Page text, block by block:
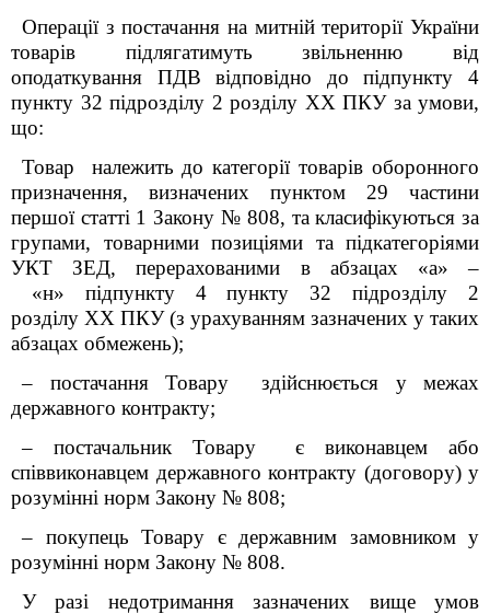
Операції з постачання на митній території України
товарів підлягатимуть звільненню від
оподаткування ПДВ відповідно до підпункту 4
пункту 32 підрозділу 2 розділу XX ПКУ за умови,
що:
Товар належить до категорії товарів оборонного
призначення, визначених пунктом 29 частини
першої статті 1 Закону № 808, та класифікуються за
групами, товарними позиціями та підкатегоріями
УКТ ЗЕД, перерахованими в абзацах «а» –
«н» підпункту 4 пункту 32 підрозділу 2
розділу XX ПКУ (з урахуванням зазначених у таких
абзацах обмежень);
– постачання Товару
здійснюється у межах
державного контракту;
– постачальник Товару
є виконавцем або
співвиконавцем державного контракту (договору) у
розумінні норм Закону № 808;
– покупець Товару є державним замовником у
розумінні норм Закону № 808.
У разі недотримання зазначених вище умов